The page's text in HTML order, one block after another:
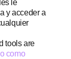
le
y acceder a
tools are
como